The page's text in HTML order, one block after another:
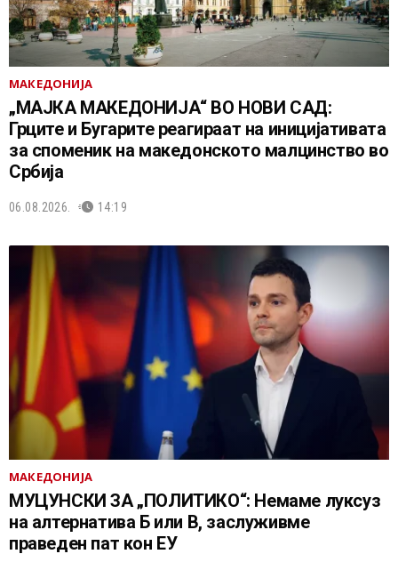
МАКЕДОНИЈА
„МАЈКА МАКЕДОНИЈА“ ВО НОВИ САД:
Грците и Бугарите реагираат на иницијативата
за споменик на македонското малцинство во
Србија
06.08.2026. 14:19
МАКЕДОНИЈА
МУЦУНСКИ ЗА „ПОЛИТИКО“: Немаме луксуз
на алтернатива Б или В, заслуживме
праведен пат кон ЕУ